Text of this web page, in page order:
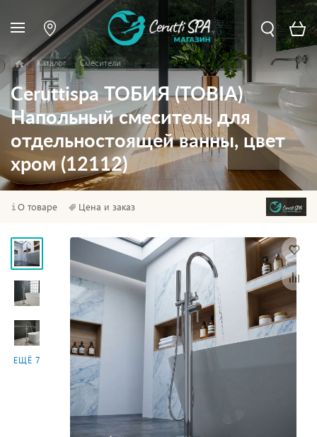
Каталог Смесители
Ceruttispa ТОБИЯ (TOBIA)
Напольный смеситель для
отдельностоящей ванны, цвет
хром (12112)
О товаре Цена и заказ
ЕЩЁ 7